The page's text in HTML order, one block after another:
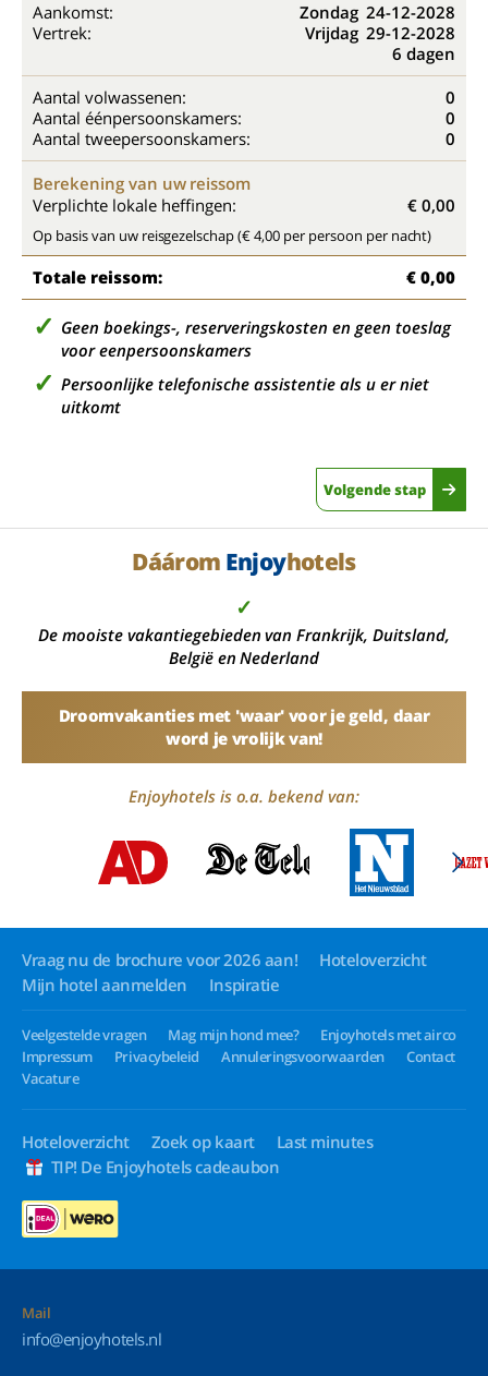
Aankomst: Zondag 24-12-2028
Vertrek:
Vrijdag 29-12-2028
6 dagen
Aantal volwassenen:
0
Aantal éénpersoonskamers:
0
Aantal tweepersoonskamers:
0
Berekening van uw reissom
Verplichte lokale heffingen:
€ 0,00
Op basis van uw reisgezelschap (€ 4,00 per persoon per nacht)
Totale reissom: € 0,00
Geen boekings-, reserveringskosten en geen toeslag
voor eenpersoonskamers
Persoonlijke telefonische assistentie als u er niet
uitkomt
Volgende stap
Dáárom Enjoyhotels
✓
De mooiste vakantiegebieden van Frankrijk, Duitsland,
België en Nederland
Droomvakanties met 'waar' voor je geld, daar
word je vrolijk van!
Enjoyhotels is o.a. bekend van:
Vraag nu de brochure voor 2026 aan!
Hoteloverzicht
Mijn hotel aanmelden
Inspiratie
Veelgestelde vragen Mag mijn hond mee?
Enjoyhotels met airco
Impressum
Privacybeleid Annuleringsvoorwaarden
Contact
Vacature
Hoteloverzicht Zoek op kaart
Last minutes
TIP! De Enjoyhotels cadeaubon
Mail
info@enjoyhotels.nl